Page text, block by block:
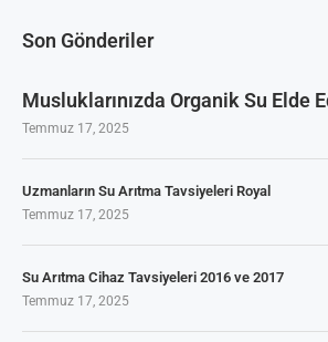
Son Gönderiler
Musluklarınızda Organik Su Elde
Temmuz 17, 2025
Uzmanların Su Arıtma Tavsiyeleri Royal
Temmuz 17, 2025
Su Arıtma Cihaz Tavsiyeleri 2016 ve 2017
Temmuz 17, 2025